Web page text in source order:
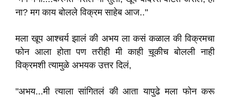
ना? मग काय बोलले विक्रम साहेब आज.."
मला खूप आश्चर्य झालं की अभय ला कसं कळाल की विक्रमचा
फोन आला होता पण तरीही मी काहीचूकीच बोलली नाही
विक्रमशी त्यामुळे अभयक उत्तर दिलं,
"अभय...मी त्याला सांगितलं की आता यापुढे मला फोन करू